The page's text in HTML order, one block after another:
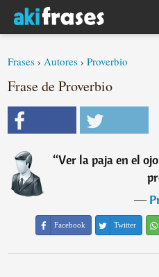
Frases ›Autores ›Proverbio
Frase de Proverbio
“Ver la paja en el
―
Facebook Twitter